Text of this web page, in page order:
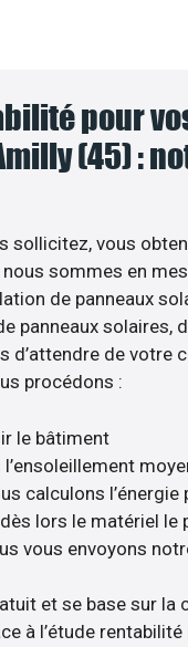
pour
(45) :
sollicitez, vous
sommes en
de panneaux
panneaux solaires,
d’attendre de votre
procédons :
le bâtiment
calculons l’énergie
lors le matériel le
vous envoyons
et se base sur la
à l’étude